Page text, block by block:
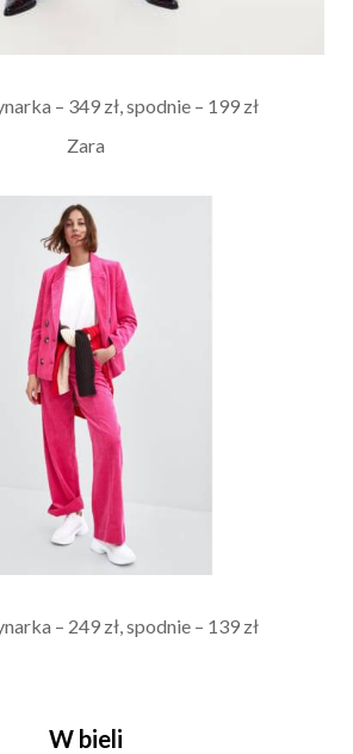
– 349 zł, spodnie – 199 zł
Zara
– 249 zł, spodnie – 139 zł
W bieli